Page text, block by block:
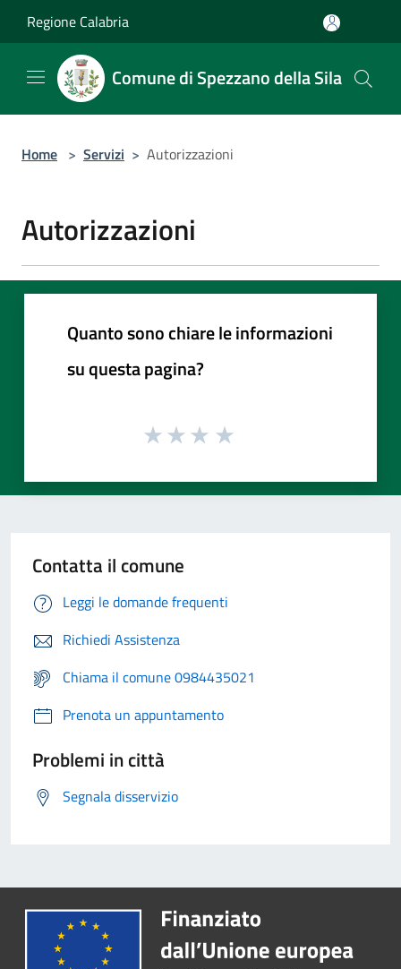
Regione Calabria
Comune di Spezzano della Sila
Home > Servizi > Autorizzazioni
Autorizzazioni
Quanto sono chiare le informazioni
su questa pagina?
Contatta il comune
Leggi le domande frequenti
Richiedi Assistenza
Chiama il comune 0984435021
Prenota un appuntamento
Problemi in città
Segnala disservizio